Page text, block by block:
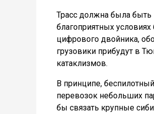
Трасс должна была быть
благоприятных
цифрового двойника,
грузовики прибудут в
катаклизмов.
В принципе,
перевозок небольших
бы связать крупные